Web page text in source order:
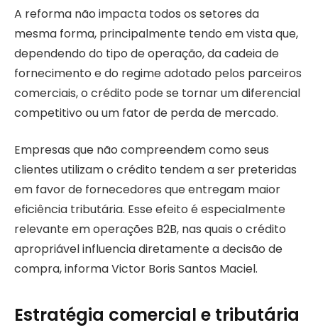
A reforma não impacta todos os setores da
mesma forma, principalmente tendo em vista que,
dependendo do tipo de operação, da cadeia de
fornecimento e do regime adotado pelos parceiros
comerciais, o crédito pode se tornar um diferencial
competitivo ou um fator de perda de mercado.
Empresas que não compreendem como seus
clientes utilizam o crédito tendem a ser preteridas
em favor de fornecedores que entregam maior
eficiência tributária. Esse efeito é especialmente
relevante em operações B2B, nas quais o crédito
apropriável influencia diretamente a decisão de
compra, informa Victor Boris Santos Maciel.
Estratégia comercial e tributária